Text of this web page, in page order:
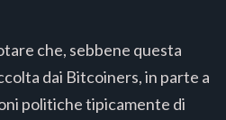
che, sebbene questa
dai Bitcoiners, in parte a
politiche tipicamente di